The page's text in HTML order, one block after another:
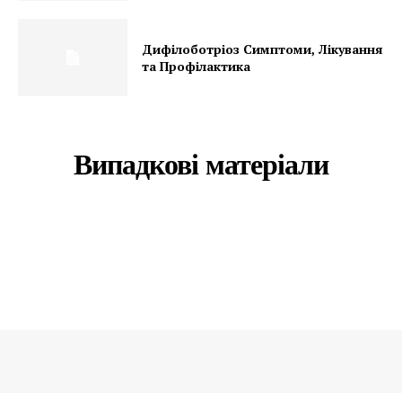
Дифілоботріоз Симптоми, Лікування
та Профілактика
Випадкові матеріали